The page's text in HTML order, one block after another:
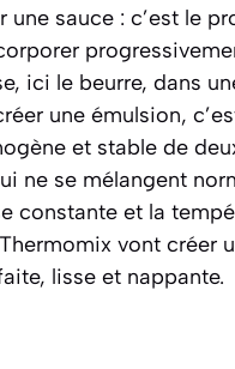
une sauce : c’est le
ici le beurre, dans
une émulsion,
et stable de
ne se mélangent
constante et la
vont créer
lisse et nappante.